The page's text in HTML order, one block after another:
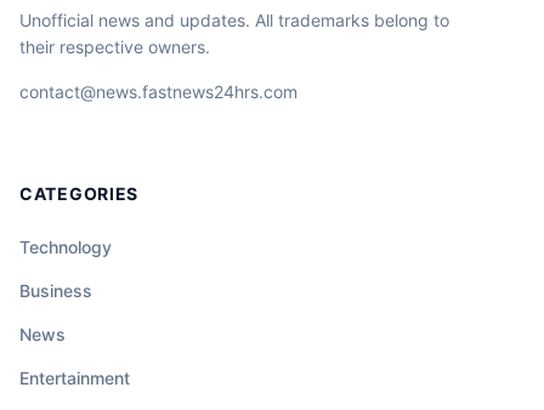
Unofficial news and updates. All trademarks belong to
their respective owners.
contact@news.fastnews24hrs.com
CATEGORIES
Technology
Business
News
Entertainment